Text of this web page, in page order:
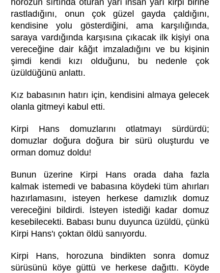
rastladığını, onun çok güzel gayda çaldığını,
kendisine yolu gösterdiğini, ama karşılığında,
saraya vardığında karşısına çıkacak ilk kişiyi ona
vereceğine dair kâğıt imzaladığını ve bu kişinin
şimdi kendi kızı olduğunu, bu nedenle çok
üzüldüğünü anlattı.
Kız babasının hatırı için, kendisini almaya gelecek
olanla gitmeyi kabul etti.
Kirpi Hans domuzlarını otlatmayı sürdürdü;
domuzlar doğura doğura bir sürü oluşturdu ve
orman domuz doldu!
Bunun üzerine Kirpi Hans orada daha fazla
kalmak istemedi ve babasına köydeki tüm ahırları
hazırlamasını, isteyen herkese damızlık domuz
vereceğini bildirdi. İsteyen istediği kadar domuz
kesebilecekti. Babası bunu duyunca üzüldü, çünkü
Kirpi Hans'ı çoktan öldü sanıyordu.
Kirpi Hans, horozuna bindikten sonra domuz
sürüsünü köye güttü ve herkese dağıttı. Köyde